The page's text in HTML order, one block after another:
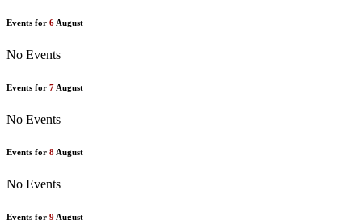
Events for 6 August
No Events
Events for 7 August
No Events
Events for 8 August
No Events
Events for 9 August